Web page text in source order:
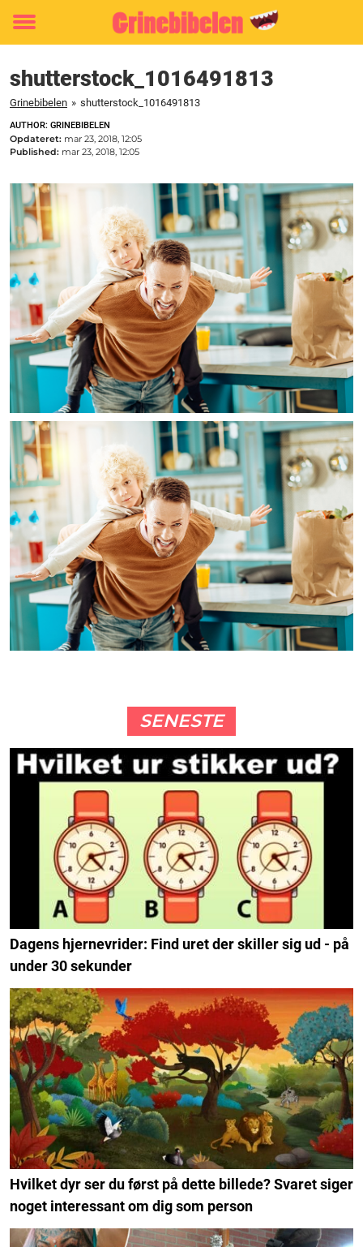
Toggle
shutterstock_1016491813
Grinebibelen » shutterstock_1016491813
AUTHOR: GRINEBIBELEN
Opdateret: mar 23, 2018, 12:05
Published: mar 23, 2018, 12:05
SENESTE
Dagens hjernevrider: Find uret der skiller sig ud - på
under 30 sekunder
Hvilket dyr ser du først på dette billede? Svaret siger
noget interessant om dig som person